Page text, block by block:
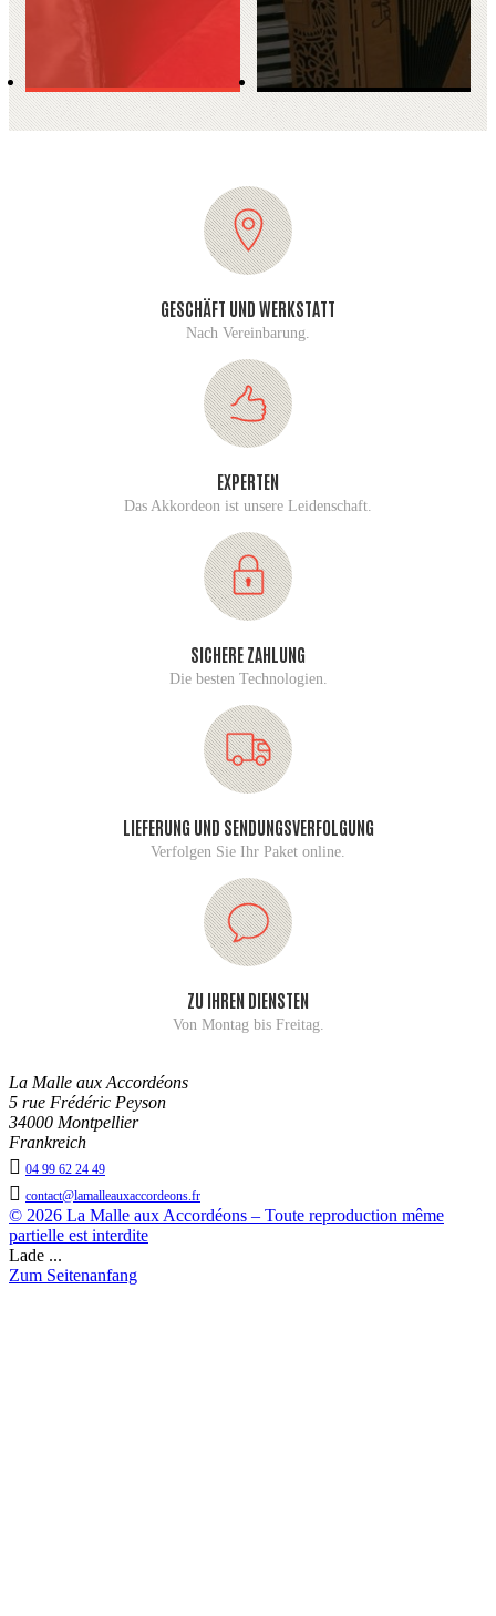
GESCHÄFT UND WERKSTATT
Nach Vereinbarung.
EXPERTEN
Das Akkordeon ist unsere Leidenschaft.
SICHERE ZAHLUNG
Die besten Technologien.
LIEFERUNG UND SENDUNGSVERFOLGUNG
Verfolgen Sie Ihr Paket online.
ZU IHREN DIENSTEN
Von Montag bis Freitag.
La Malle aux Accordéons
5 rue Frédéric Peyson
34000 Montpellier
Frankreich
 04 99 62 24 49
 contact@lamalleauxaccordeons.fr
© 2026 La Malle aux Accordéons – Toute reproduction même
partielle est interdite
Lade ...
Zum Seitenanfang